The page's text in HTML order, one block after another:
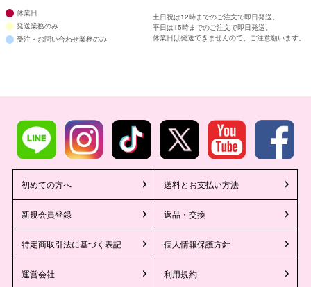
休業日
発送業務のみ
受注・お問い合わせ業務のみ
土日祝は12時までのご注文で即日発送。
平日は15時までのご注文で即日発送。
休業日は発送できませんので、ご注意願います。
初めての方へ 送料とお支払い方法
新規会員登録 返品・交換
特定商取引法に基づく表記 個人情報保護方針
運営会社 利用規約